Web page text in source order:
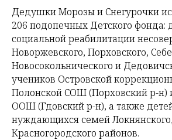
Дедушки Морозы и Снегурочки
206 подопечных Детского фонда:
социальной реабилитации
Новоржевского, Порховского,
Новосокольнического и
учеников Островской
Полонской СОШ (Порховский р-н)
ООШ (Гдовский р-н), а также
нуждающихся семей
Красногородского районов.